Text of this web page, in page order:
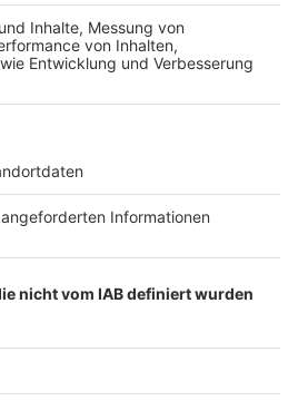
einen Service eines
um Videoinhalte
Dieser Service kann
Bitte lesen Sie die
und stimmen Sie der
Service zu, um dieses
anzusehen.
Me Down feat. Jack Johnson